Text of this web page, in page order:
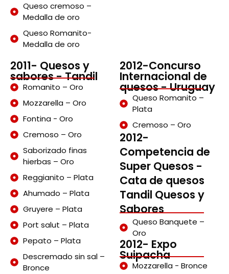
Queso cremoso –
Medalla de oro
Queso Romanito-
Medalla de oro
2011- Quesos y
sabores - Tandil
Romanito – Oro
Mozzarella – Oro
Fontina - Oro
Cremoso – Oro
Saborizado finas
hierbas – Oro
Reggianito – Plata
Ahumado – Plata
Gruyere – Plata
Port salut – Plata
Pepato – Plata
Descremado sin sal –
Bronce
2012-Concurso
Internacional de
quesos - Uruguay
Queso Romanito –
Plata
Cremoso – Oro
2012-
Competencia de
Super Quesos -
Cata de quesos
Tandil Quesos y
Sabores
Queso Banquete –
Oro
2012- Expo
Suipacha
Mozzarella - Bronce